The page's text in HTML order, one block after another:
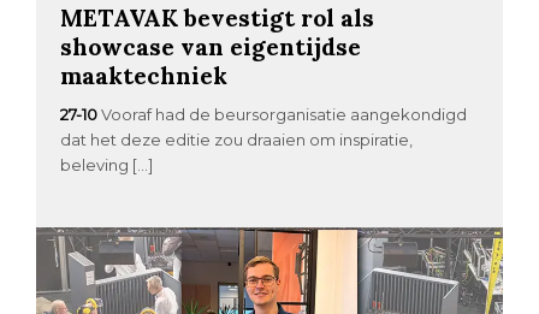
METAVAK bevestigt rol als
showcase van eigentijdse
maaktechniek
27-10 Vooraf had de beursorganisatie aangekondigd
dat het deze editie zou draaien om inspiratie,
beleving […]